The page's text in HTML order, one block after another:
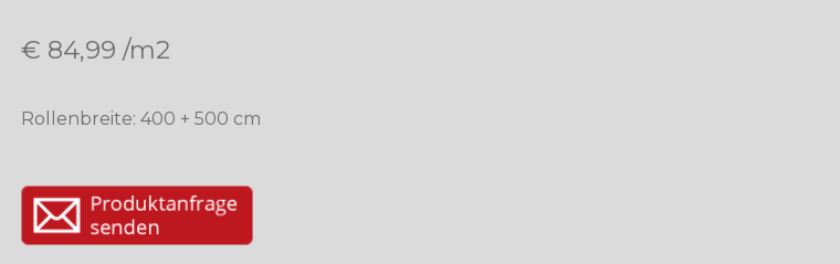
€ 84,99 /m2
Rollenbreite: 400 + 500 cm